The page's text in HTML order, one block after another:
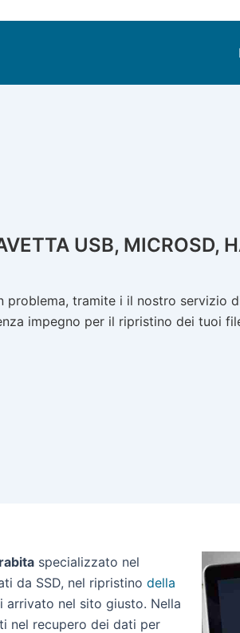
USB, MICROSD,
problema, tramite i il nostro servizio
impegno per il ripristino dei tuoi
specializzato nel
da SSD, nel ripristino della
arrivato nel sito giusto. Nella
nel recupero dei dati per